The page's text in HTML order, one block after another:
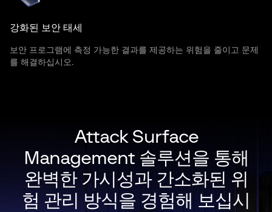
강화된 보안 태세
보안 프로그램에 측정 가능한 결과를 제공하는 위험을 줄이고 문제
를 해결하십시오.
Attack Surface
Management 솔루션을 통해
완벽한 가시성과 간소화된 위
험 관리 방식을 경험해 보십시